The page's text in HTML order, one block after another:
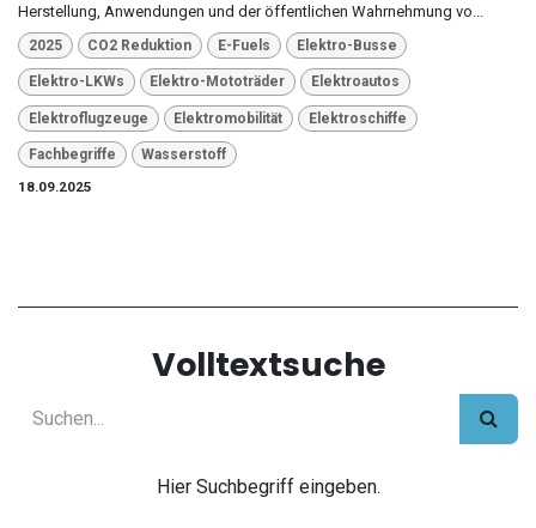
Herstellung, Anwendungen und der öffentlichen Wahrnehmung vo...
2025 CO2 Reduktion E-Fuels Elektro-Busse
Elektro-LKWs Elektro-Mototräder Elektroautos
Elektroflugzeuge Elektromobilität Elektroschiffe
Fachbegriffe
Wasserstoff
18.09.2025
Volltextsuche
Hier Suchbegriff eingeben.